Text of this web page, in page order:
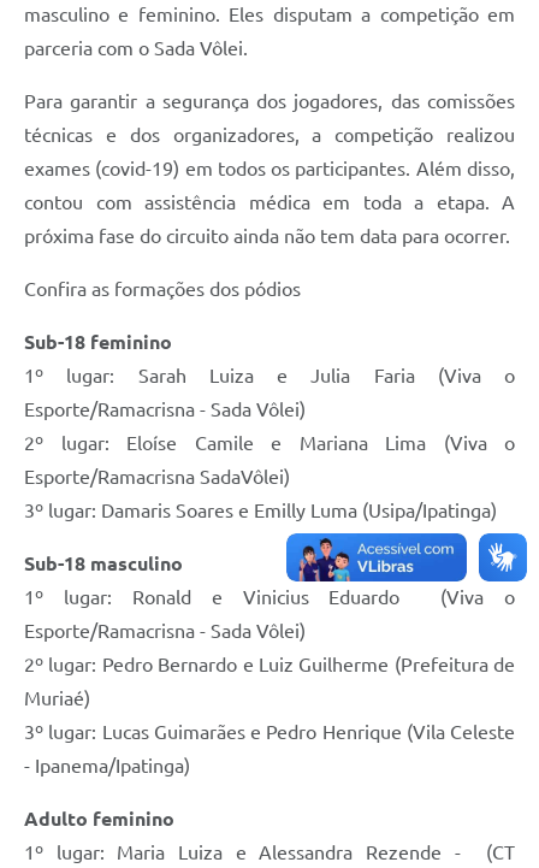
masculino e feminino. Eles disputam a competição em
parceria com o Sada Vôlei.
Para garantir a segurança dos jogadores, das comissões
técnicas e dos organizadores, a competição realizou
exames (covid-19) em todos os participantes. Além disso,
contou com assistência médica em toda a etapa. A
próxima fase do circuito ainda não tem data para ocorrer.
Confira as formações dos pódios
Sub-18 feminino
1º lugar: Sarah Luiza e Julia Faria (Viva o
Esporte/Ramacrisna - Sada Vôlei)
2º lugar: Eloíse Camile e Mariana Lima (Viva o
Esporte/Ramacrisna SadaVôlei)
3º lugar: Damaris Soares e Emilly Luma (Usipa/Ipatinga)
Sub-18 masculino
1º lugar: Ronald e Vinicius Eduardo (Viva o
Esporte/Ramacrisna - Sada Vôlei)
2º lugar: Pedro Bernardo e Luiz Guilherme (Prefeitura de
Muriaé)
3º lugar: Lucas Guimarães e Pedro Henrique (Vila Celeste
- Ipanema/Ipatinga)
Adulto feminino
1º lugar: Maria Luiza e Alessandra Rezende - (CT